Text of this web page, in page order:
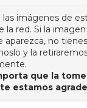
las imágenes de
la red. Si la
aparezca, no
y la
que la
estamos